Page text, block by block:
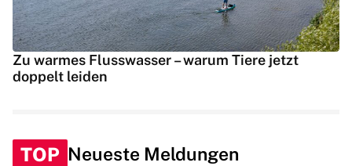
Zu warmes Flusswasser – warum Tiere jetzt
doppelt leiden
TOP Neueste Meldungen